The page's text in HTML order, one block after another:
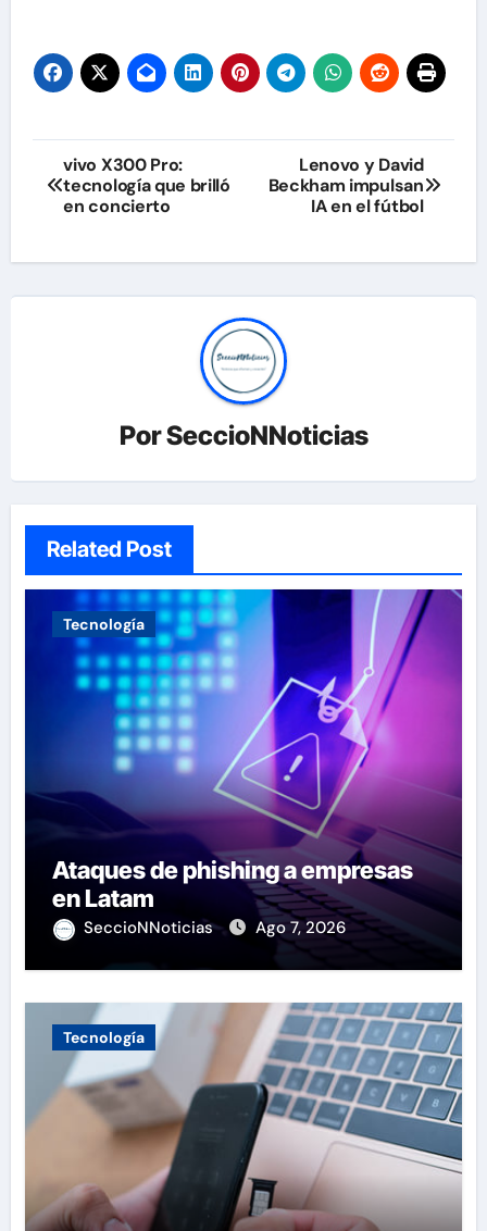
Navegación
de
vivo X300 Pro:
tecnología que brilló
en concierto
Lenovo y David
Beckham impulsan
IA en el fútbol
PorSeccioNNoticias
Related Post
Tecnología
Ataques de phishing a empresas
en Latam
SeccioNNoticias Ago 7, 2026
Tecnología